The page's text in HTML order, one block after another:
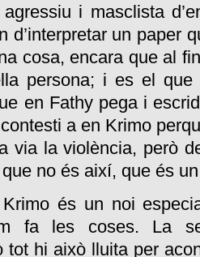
i masclista
d’interpretar un paper
cosa, encara que al
persona; i es el que
en Fathy pega i
a en Krimo
via la violència, però
no és així, que és
és un noi
fa les coses. La
tot hi això lluita per